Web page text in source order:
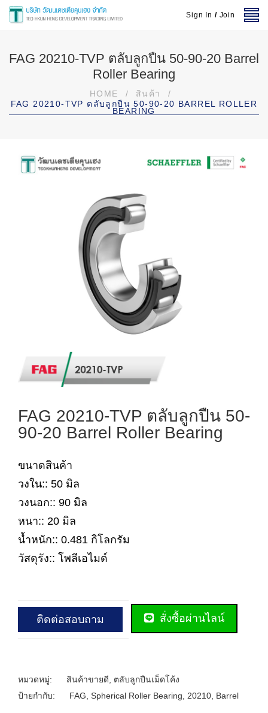
Sign In / Join
FAG 20210-TVP ตลับลูกปืน 50-90-20 Barrel
Roller Bearing
HOME / สินค้า
/
FAG 20210-TVP ตลับลูกปืน 50-90-20 BARREL ROLLER
BEARING
FAG 20210-TVP ตลับลูกปืน 50-
90-20 Barrel Roller Bearing
ขนาดสินค้า
วงใน:: 50 มิล
วงนอก:: 90 มิล
หนา:: 20 มิล
น้ำหนัก:: 0.481 กิโลกรัม
วัสดุรัง:: โพลีเอไมด์
ติดต่อสอบถาม สั่งซื้อผ่านไลน์
หมวดหมู่: สินค้าขายดี
ตลับลูกปืนเม็ดโค้ง
ป้ายกำกับ:
FAG Spherical Roller Bearing 20210 Barrel